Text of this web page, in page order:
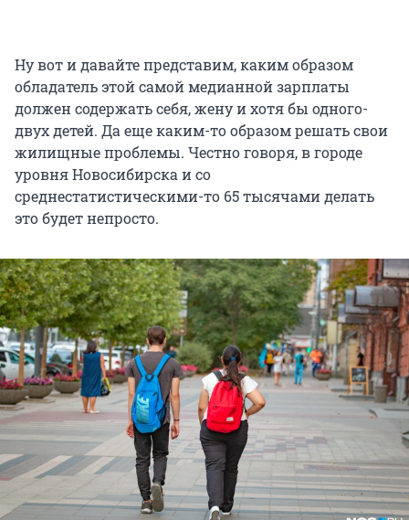
Ну вот и давайте представим, каким образом
обладатель этой самой медианной зарплаты
должен содержать себя, жену и хотя бы одного-
двух детей. Да еще каким-то образом решать свои
жилищные проблемы. Честно говоря, в городе
уровня Новосибирска и со
среднестатистическими-то 65 тысячами делать
это будет непросто.